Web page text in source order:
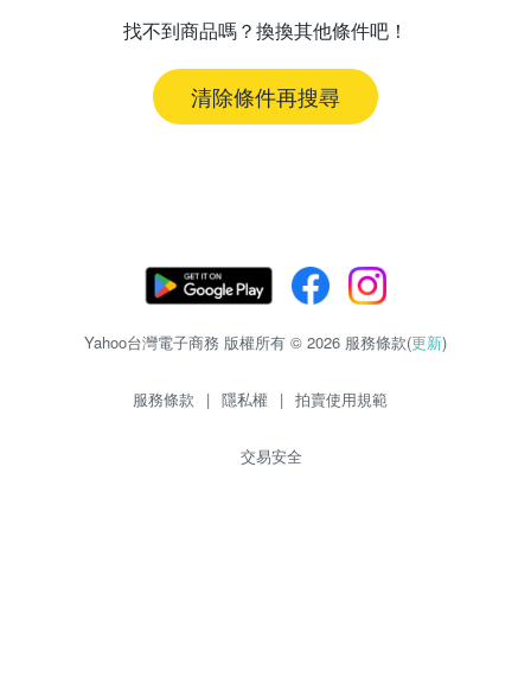
找不到商品嗎？換換其他條件吧！
清除條件再搜尋
Yahoo台灣電子商務 版權所有 © 2026 服務條款(更新)
服務條款 | 隱私權 | 拍賣使用規範
交易安全